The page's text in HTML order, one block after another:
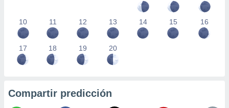
10 11 12 13 14 15 16
17 18 19 20
Compartir predicción